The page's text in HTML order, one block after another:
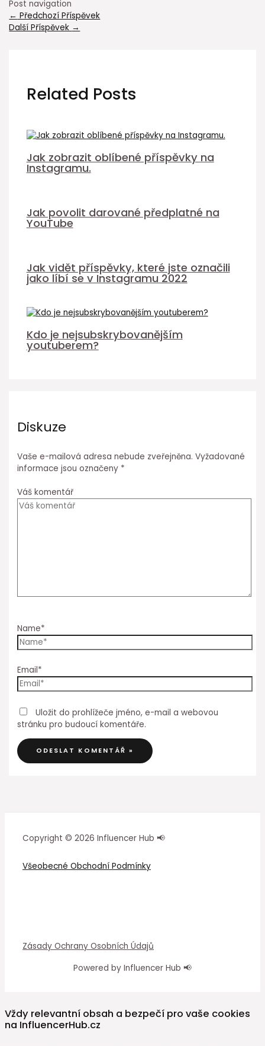
Post navigation
← Předchozí Příspěvek
Další Příspěvek →
Related Posts
Jak zobrazit oblíbené příspěvky na
Instagramu.
Jak povolit darované předplatné na
YouTube
Jak vidět příspěvky, které jste označili
jako líbí se v Instagramu 2022
Kdo je nejsubskrybovanějším
youtuberem?
Diskuze
Vaše e-mailová adresa nebude zveřejněna. Vyžadované
informace jsou označeny *
Váš komentář
Name*
Email*
Uložit do prohlížeče jméno, e-mail a webovou
stránku pro budoucí komentáře.
Copyright © 2026 Influencer Hub 📢
Všeobecné Obchodní Podmínky
Zásady Ochrany Osobních Údajů
Powered by Influencer Hub 📢
Vždy relevantní obsah a bezpečí pro vaše cookies
na InfluencerHub.cz